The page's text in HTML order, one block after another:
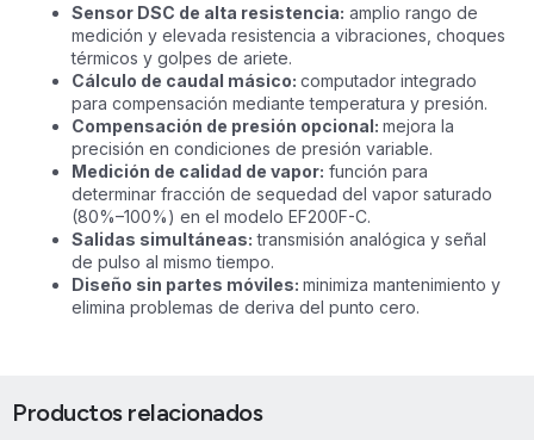
Sensor DSC de alta resistencia: amplio rango de
medición y elevada resistencia a vibraciones, choques
térmicos y golpes de ariete.
Cálculo de caudal másico: computador integrado
para compensación mediante temperatura y presión.
Compensación de presión opcional: mejora la
precisión en condiciones de presión variable.
Medición de calidad de vapor: función para
determinar fracción de sequedad del vapor saturado
(80%–100%) en el modelo EF200F-C.
Salidas simultáneas: transmisión analógica y señal
de pulso al mismo tiempo.
Diseño sin partes móviles: minimiza mantenimiento y
elimina problemas de deriva del punto cero.
Productos relacionados